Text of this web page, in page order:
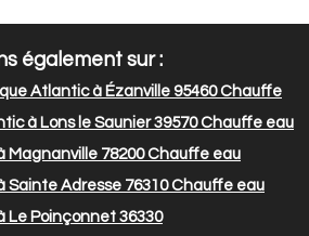
également sur :
Atlantic à Ézanville 95460Chauffe
à Lons le Saunier 39570Chauffe eau
78200Chauffe eau
Adresse 76310Chauffe eau
Le Poinçonnet 36330